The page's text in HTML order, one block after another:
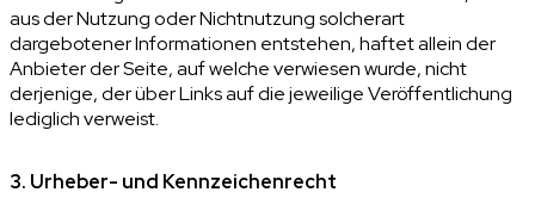
aus der Nutzung oder Nichtnutzung solcherart
dargebotener Informationen entstehen, haftet allein der
Anbieter der Seite, auf welche verwiesen wurde, nicht
derjenige, der über Links auf die jeweilige Veröffentlichung
lediglich verweist.
3. Urheber- und Kennzeichenrecht